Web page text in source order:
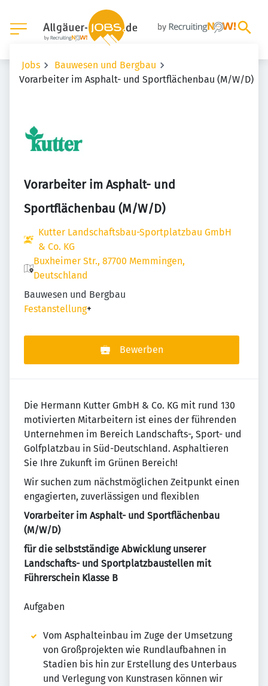
Jobs
Bauwesen und Bergbau
Vorarbeiter im Asphalt- und Sportflächenbau (M/W/D)
Vorarbeiter im Asphalt- und
Sportflächenbau (M/W/D)
Kutter Landschaftsbau-Sportplatzbau GmbH
& Co. KG
Buxheimer Str., 87700 Memmingen,
Deutschland
Bauwesen und Bergbau
Festanstellung+
Bewerben
Die Hermann Kutter GmbH & Co. KG mit rund 130
motivierten Mitarbeitern ist eines der führenden
Unternehmen im Bereich Landschafts-, Sport- und
Golfplatzbau in Süd-Deutschland. Asphaltieren
Sie Ihre Zukunft im Grünen Bereich!
Wir suchen zum nächstmöglichen Zeitpunkt einen
engagierten, zuverlässigen und flexiblen
Vorarbeiter im Asphalt- und Sportflächenbau
(M/W/D)
für die selbstständige Abwicklung unserer
Landschafts- und Sportplatzbaustellen mit
Führerschein Klasse B
Aufgaben
Vom Asphalteinbau im Zuge der Umsetzung
von Großprojekten wie Rundlaufbahnen in
Stadien bis hin zur Erstellung des Unterbaus
und Verlegung von Kunstrasen können wir